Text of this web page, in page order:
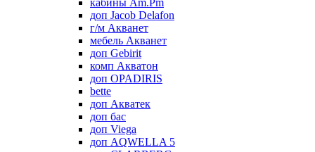
кабины Am.Pm
доп Jacob Delafon
г/м Акванет
мебель Акванет
доп Gebirit
комп Акватон
доп OPADIRIS
bette
доп Акватек
доп бас
доп Viega
доп AQWELLA 5